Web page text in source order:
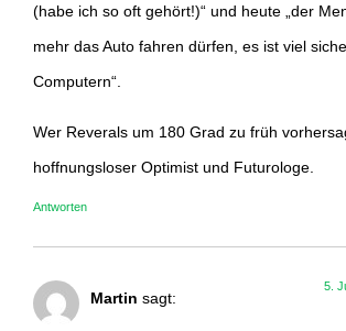
(habe ich so oft gehört!)“ und heute „der
mehr das Auto fahren dürfen, es ist viel
Computern“.
Wer Reverals um 180 Grad zu früh
hoffnungsloser Optimist und Futurologe.
Antworten
Martin sagt:
5.